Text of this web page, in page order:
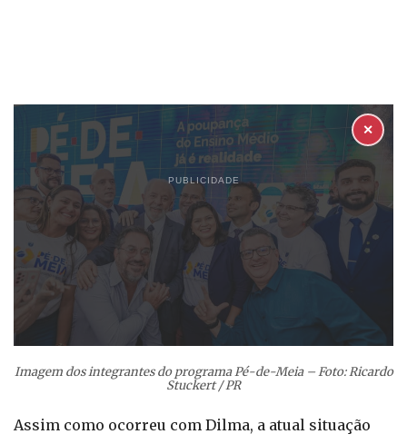
PUBLICIDADE
✕
Imagem dos integrantes do programa Pé-de-Meia – Foto: Ricardo
Stuckert / PR
Assim como ocorreu com Dilma, a atual situação